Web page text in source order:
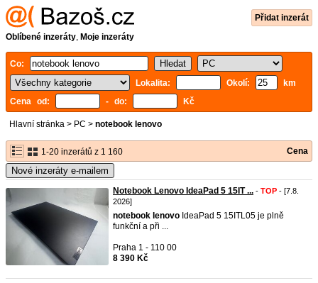
Přidat inzerát
Oblíbené inzeráty, Moje inzeráty
Co:
Lokalita:
Okolí:
km
Cena od:
- do: Kč
Hlavní stránka > PC > notebook lenovo
1-20 inzerátů z 1 160 Cena
Nové inzeráty e-mailem
Notebook Lenovo IdeaPad 5 15IT ... - TOP - [7.8.
2026]
notebook lenovo IdeaPad 5 15ITL05 je plně
funkční a při ...
Praha 1 - 110 00
8 390 Kč